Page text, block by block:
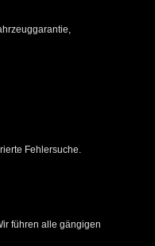
Fehlersuche.
führen alle gängigen